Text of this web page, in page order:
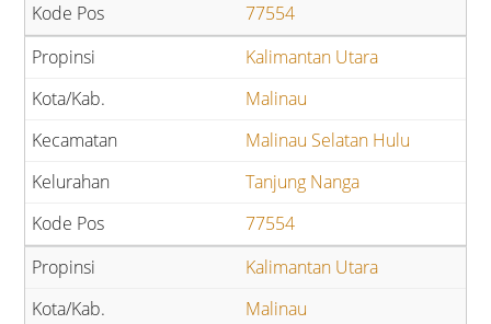
77554
Kalimantan Utara
Malinau
Malinau Selatan Hulu
Tanjung Nanga
77554
Kalimantan Utara
Malinau